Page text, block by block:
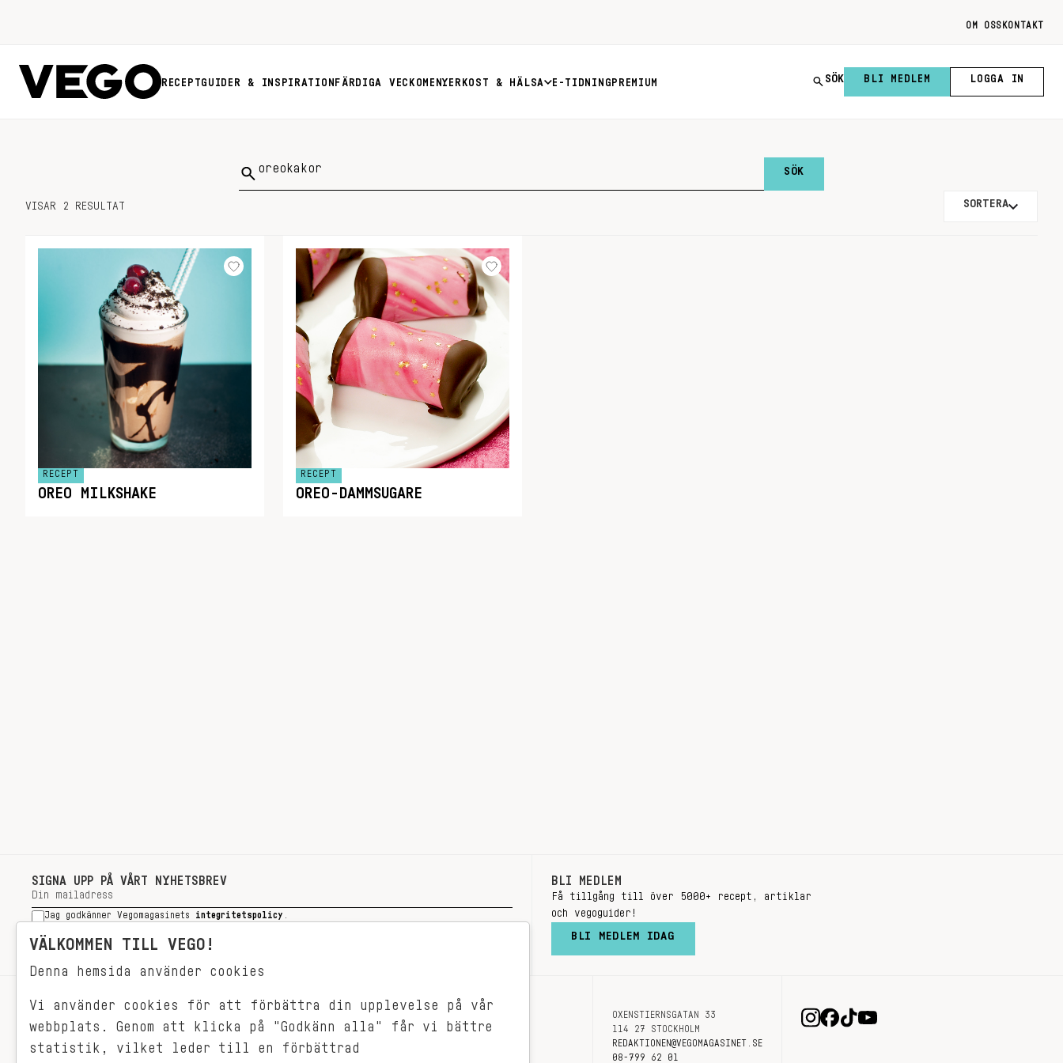
OM OSS KONTAKT
RECEPTGUIDER & INSPIRATION FÄRDIGA VECKOMENYER KOST & HÄLSA E-TIDNING PREMIUM SÖK BLI MEDLEM LOGGA IN
Sök
VISAR 2 RESULTAT SORTERA
RECEPT
OREO MILKSHAKE
RECEPT
OREO-DAMMSUGARE
SIGNA UPP PÅ VÅRT NYHETSBREV
Jag godkänner Vegomagasinets integritetspolicy
SIGNA UPP
BLI MEDLEM
Få tillgång till över 5000+ recept, artiklar
och vegoguider!
BLI MEDLEM IDAG
RECEPT
VEGONYTT
OM OSS
OXENSTIERNSGATAN 33
114 27 STOCKHOLM
REDAKTIONEN@VEGOMAGASINET.SE
08-799 62 01
VÄLKOMMEN TILL VEGO!
Denna hemsida använder cookies
Vi använder cookies för att förbättra din upplevelse på vår
webbplats. Genom att klicka på "Godkänn alla" får vi bättre
statistik, vilket leder till en förbättrad